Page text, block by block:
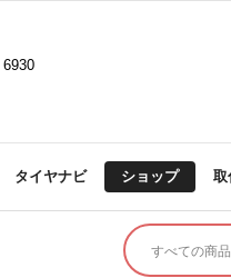
6930
タイヤナビ ショップ 取